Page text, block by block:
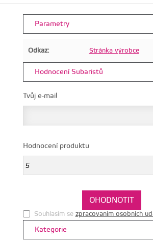
Parametry
Odkaz: Stránka výrobce
Hodnocení Subaristů
Tvůj e-mail
Hodnocení produktu
Souhlasim se zpracovanim osobnich
Kategorie